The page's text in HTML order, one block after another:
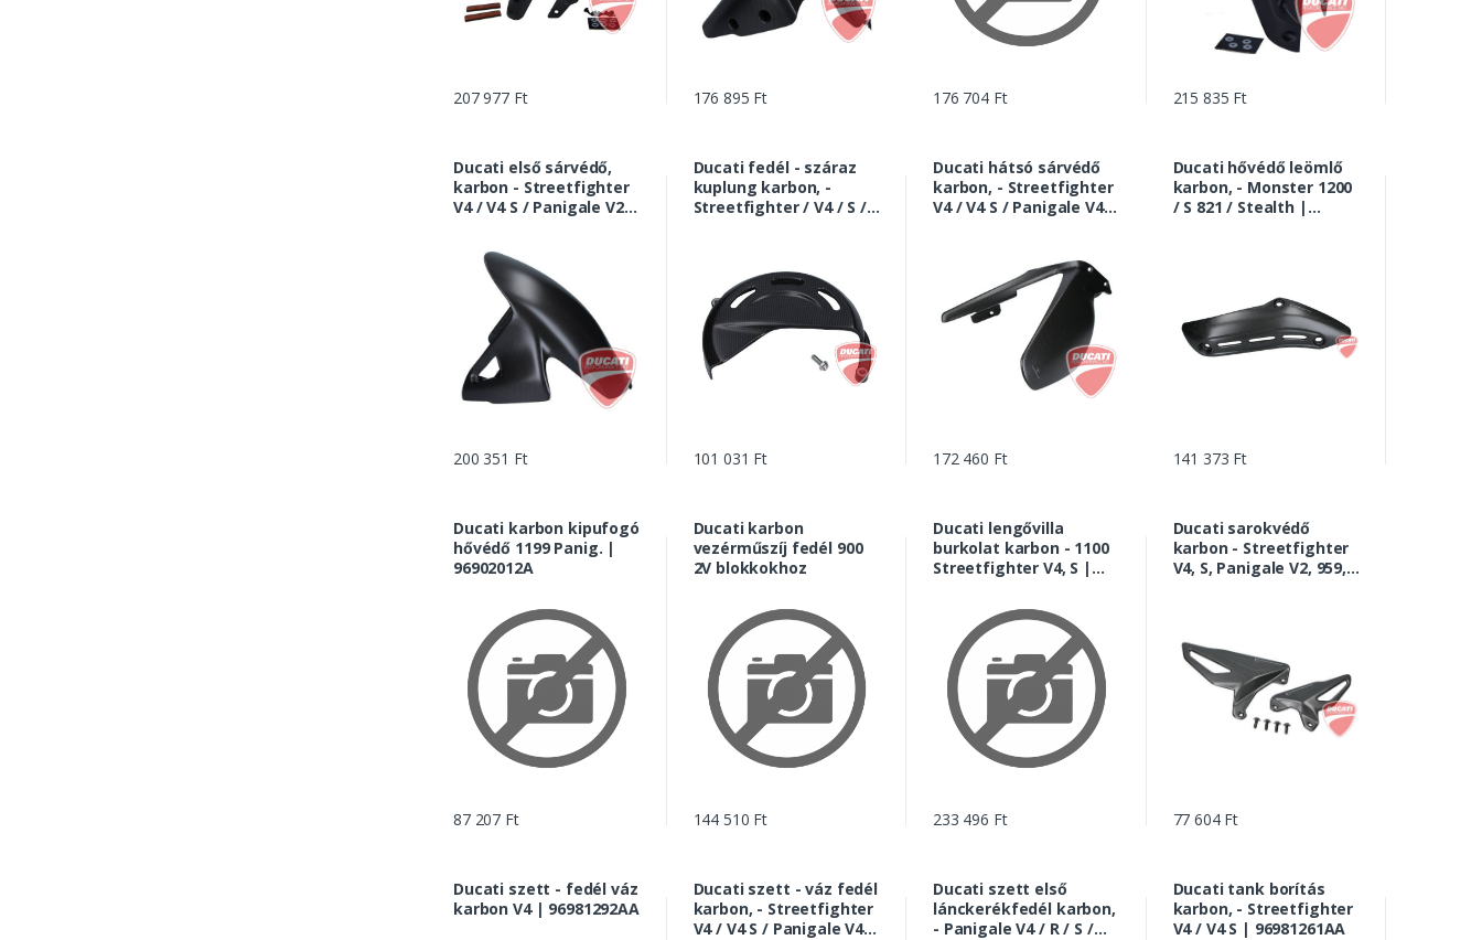
207 977 Ft 176 895 Ft 176 704 Ft 215 835 Ft
Ducati első sárvédő,
karbon - Streetfighter
V4 / V4 S / Panigale V2 /
96989971A
200 351 Ft
Ducati fedél - száraz
kuplung karbon, -
Streetfighter / V4 / S /
101 031 Ft
Ducati hátsó sárvédő
karbon, - Streetfighter
V4 / V4 S / Panigale V4 /
172 460 Ft
Ducati hővédő leömlő
karbon, - Monster 1200
/ S 821 / Stealth |
141 373 Ft
Ducati karbon kipufogó
hővédő 1199 Panig. |
96902012A
87 207 Ft
Ducati karbon
vezérműszíj fedél 900
2V blokkokhoz
144 510 Ft
Ducati lengővilla
burkolat karbon - 1100
Streetfighter V4, S |
233 496 Ft
Ducati sarokvédő
karbon - Streetfighter
V4, S, Panigale V2, 959,
77 604 Ft
Ducati szett - fedél váz
karbon V4 | 96981292AA
Ducati szett - váz fedél
karbon, - Streetfighter
V4 / V4 S / Panigale V4 /
Ducati szett első
lánckerékfedél karbon,
- Panigale V4 / R / S /
Ducati tank borítás
karbon, - Streetfighter
V4 / V4 S | 96981261AA